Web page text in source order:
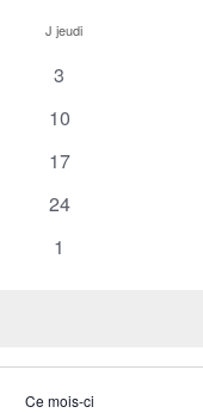
J jeudi
0
3
0
10
0
17
0
24
0
1
Ce mois-ci